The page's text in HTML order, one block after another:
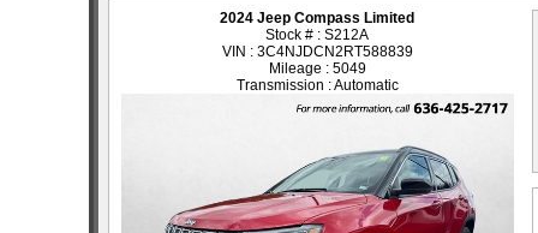
2024 Jeep Compass Limited
Stock # : S212A
VIN : 3C4NJDCN2RT588839
Mileage : 5049
Transmission : Automatic